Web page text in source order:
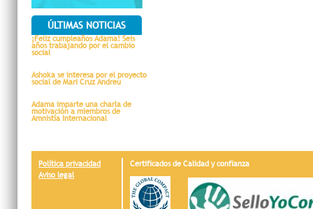
ÚLTIMAS NOTICIAS
¡Feliz cumpleaños Adama! Seis
años trabajando por el cambio
social
Ashoka se interesa por el proyecto
social de Mari Cruz Andreu
Adama imparte una charla de
motivación a miembros de
Amnistía Internacional
Política privacidad
Aviso legal
Certificados de Calidad y confianza